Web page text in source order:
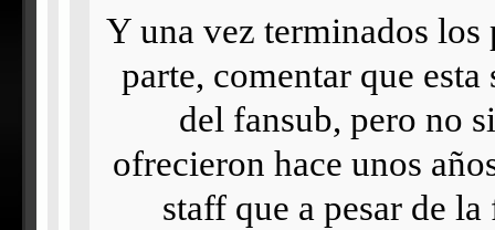
Y una vez terminados
parte, comentar que
del fansub, pero no
ofrecieron hace unos
staff que a pesar de